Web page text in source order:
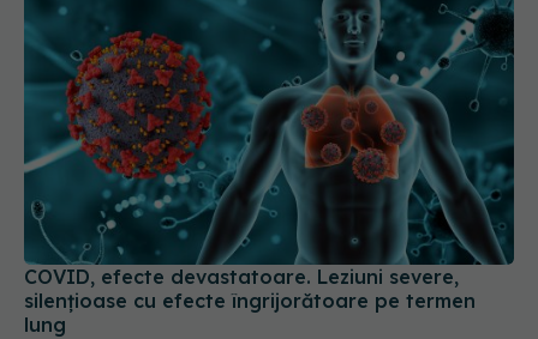
COVID, efecte devastatoare. Leziuni severe,
silențioase cu efecte îngrijorătoare pe termen
lung